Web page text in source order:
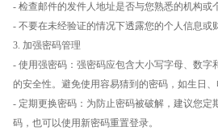
- 检查邮件的发件人地址是否与您熟悉的机构或
- 不要在未经验证的情况下透露您的个人信息或
3. 加强密码管理
- 使用强密码：强密码应包含大小写字母、数字
的安全性。避免使用容易猜到的密码，如生日、
- 定期更换密码：为防止密码被破解，建议您定
码，也可以使用新密码重置登录。